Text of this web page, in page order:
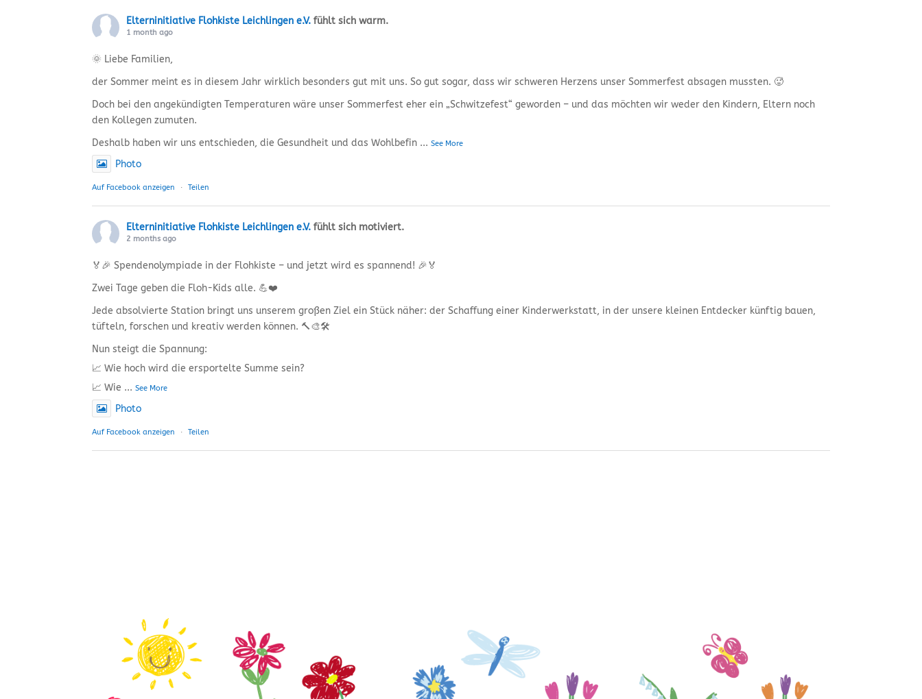
Elterninitiative Flohkiste Leichlingen e.V. fühlt sich warm.
1 month ago
🌞 Liebe Familien,
der Sommer meint es in diesem Jahr wirklich besonders gut mit uns. So gut sogar, dass wir schweren Herzens unser Sommerfest absagen mussten. 🥵
Doch bei den angekündigten Temperaturen wäre unser Sommerfest eher ein „Schwitzefest“ geworden – und das möchten wir weder den Kindern, Eltern noch
den Kollegen zumuten.
Deshalb haben wir uns entschieden, die Gesundheit und das Wohlbefin ...See More
Photo
Auf Facebook anzeigen · Teilen
Elterninitiative Flohkiste Leichlingen e.V. fühlt sich motiviert.
2 months ago
🏅🎉 Spendenolympiade in der Flohkiste – und jetzt wird es spannend! 🎉🏅
Zwei Tage geben die Floh-Kids alle. 💪❤️
Jede absolvierte Station bringt uns unserem großen Ziel ein Stück näher: der Schaffung einer Kinderwerkstatt, in der unsere kleinen Entdecker künftig bauen,
tüfteln, forschen und kreativ werden können. 🔨🎨🛠️
Nun steigt die Spannung:
📈 Wie hoch wird die ersportelte Summe sein?
📈 Wie ...See More
Photo
Auf Facebook anzeigen · Teilen